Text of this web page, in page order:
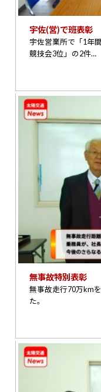
宇佐(営)で班表彰
宇佐営業所で「1年
競技会3位」の2件…
無事故特別表彰
無事故走行70万km
た。